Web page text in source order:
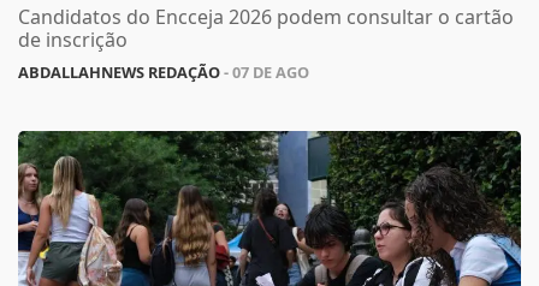
Candidatos do Encceja 2026 podem consultar o cartão
de inscrição
ABDALLAHNEWS REDAÇÃO- 07 DE AGO